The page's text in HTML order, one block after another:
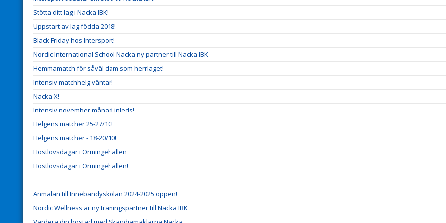
Stötta ditt lag i Nacka IBK!
Uppstart av lag födda 2018!
Black Friday hos Intersport!
Nordic International School Nacka ny partner till Nacka IBK
Hemmamatch för såväl dam som herrlaget!
Intensiv matchhelg väntar!
Nacka X!
Intensiv november månad inleds!
Helgens matcher 25-27/10!
Helgens matcher - 18-20/10!
Höstlovsdagar i Ormingehallen
Höstlovsdagar i Ormingehallen!
Anmälan till Innebandyskolan 2024-2025 öppen!
Nordic Wellness är ny träningspartner till Nacka IBK